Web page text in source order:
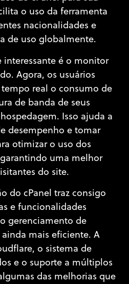
o uso da ferramenta
nacionalidades e
de uso globalmente.
é o monitor
Agora, os usuários
real o consumo de
de banda de seus
Isso ajuda a
desempenho e tomar
otimizar o uso dos
uma melhor
do site.
do cPanel traz consigo
e funcionalidades
gerenciamento de
ainda mais eficiente. A
o sistema de
e o suporte a múltiplos
das melhorias que